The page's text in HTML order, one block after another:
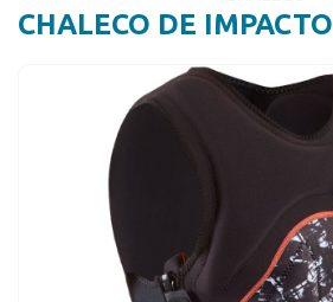
CHALECO DE IMPACTO